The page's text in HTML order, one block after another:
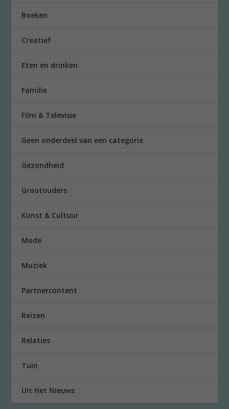
Boeken
Creatief
Eten en drinken
Familie
Film & Televisie
Geen onderdeel van een categorie
Gezondheid
Grootouders
Kunst & Cultuur
Mode
Muziek
Partnercontent
Reizen
Relaties
Tuin
Uit Het Nieuws